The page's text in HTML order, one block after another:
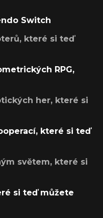
Switch
které si teď
RPG,
her, které si
které si teď
světem, které si
si teď můžete